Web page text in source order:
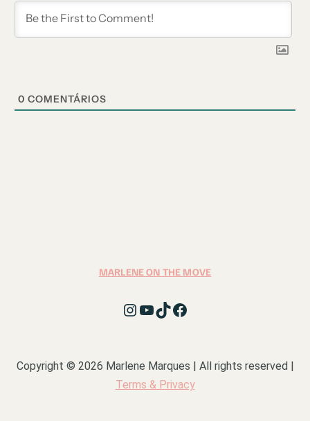
0 COMENTÁRIOS
MARLENE ON THE MOVE
Copyright © 2026 Marlene Marques | All rights reserved |
Terms & Privacy